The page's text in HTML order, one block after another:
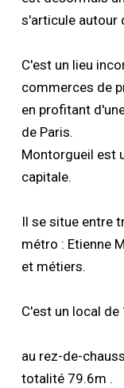
s'articule autour
C'est un lieu
commerces de
en profitant
de Paris.
Montorgueil est
capitale.
Il se situe entre
métro : Etienne
et métiers.
C'est un local
au rez-de-
totalité 79.6m .